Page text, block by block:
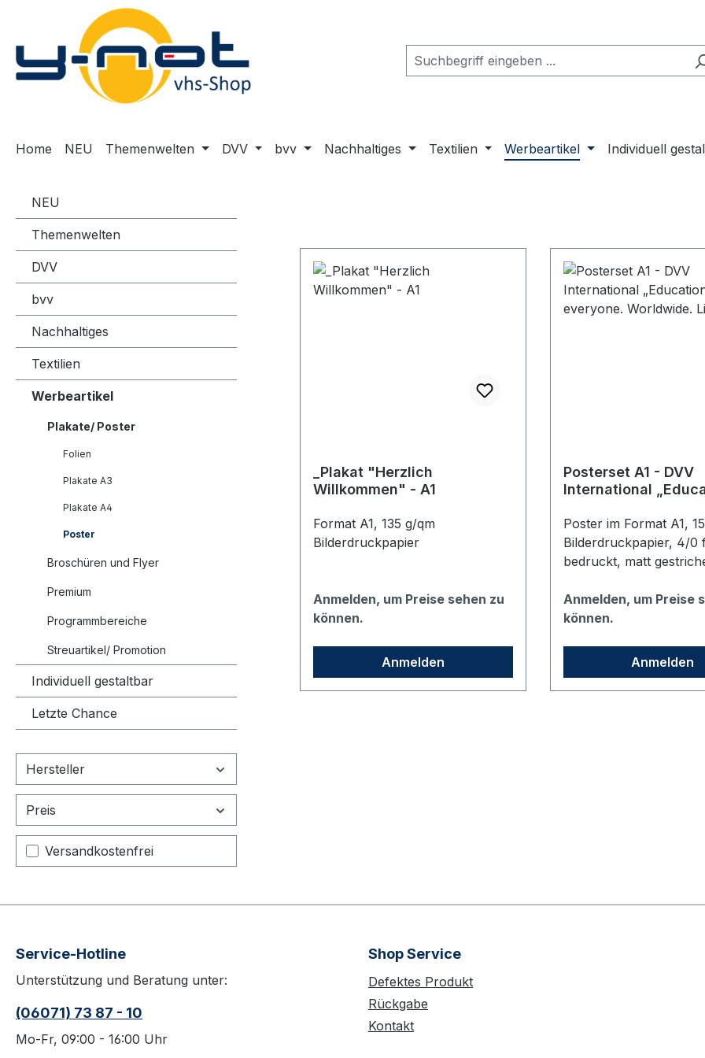
Hauptinhalt springen
Zur Suche springen
Zur Hauptnavigation springen
Home NEU Themenwelten DVV bvv Nachhaltiges Textilien Werbeartikel Individuell
NEU
Themenwelten
DVV
bvv
Nachhaltiges
Textilien
Werbeartikel
Plakate/ Poster
Folien
Plakate A3
Plakate A4
Poster
Broschüren und Flyer
Premium
Programmbereiche
Streuartikel/ Promotion
Individuell gestaltbar
Letzte Chance
Hersteller
Preis
Filter hinzufügen: Versandkostenfrei
Versandkostenfrei
_Plakat "Herzlich
Willkommen" - A1
Format A1, 135 g/qm
Bilderdruckpapier
Anmelden, um Preise sehen zu
können.
Anmelden
Posterset A1 - DVV
International
Lifelong.”
Poster im Format A1,
Bilderdruckpapier, 4/0
bedruckt, matt
Motiv zum weltweiten
Engagement des
Produktionskosten
DVV International
angegebene Preis i.
Anmelden, um Preise
können.
Anmelden
Service-Hotline
Unterstützung und Beratung unter:
(06071) 73 87 - 10
Mo-Fr, 09:00 - 16:00 Uhr
Shop Service
Defektes Produkt
Rückgabe
Kontakt